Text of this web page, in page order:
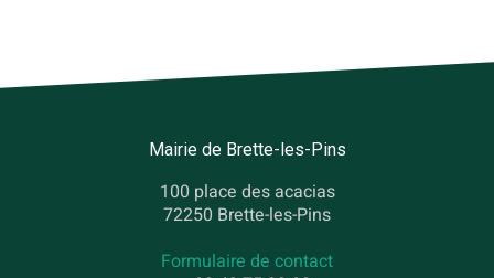
Mairie de Brette-les-Pins
100 place des acacias
72250 Brette-les-Pins
Formulaire de contact